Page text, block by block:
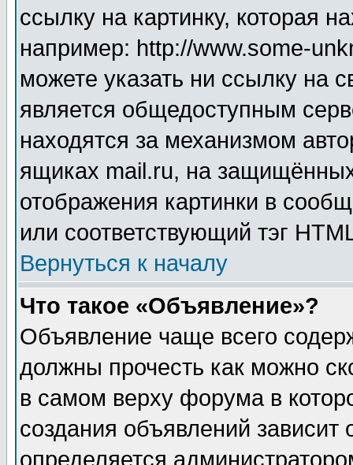
ссылку на картинку, которая
например: http://www.some-
можете указать ни ссылку на
является общедоступным
находятся за механизмом
ящиках mail.ru, на
отображения картинки в
или соответствующий тэг
Вернуться к началу
Что такое «Объявление»?
Объявление чаще всего
должны прочесть как можно
в самом верху форума в
создания объявлений зависит
определяется